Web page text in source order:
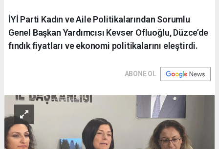
İYİ Parti Kadın ve Aile Politikalarından Sorumlu
Genel Başkan Yardımcısı Kevser Ofluoğlu, Düzce’de
fındık fiyatları ve ekonomi politikalarını eleştirdi.
ABONE OL